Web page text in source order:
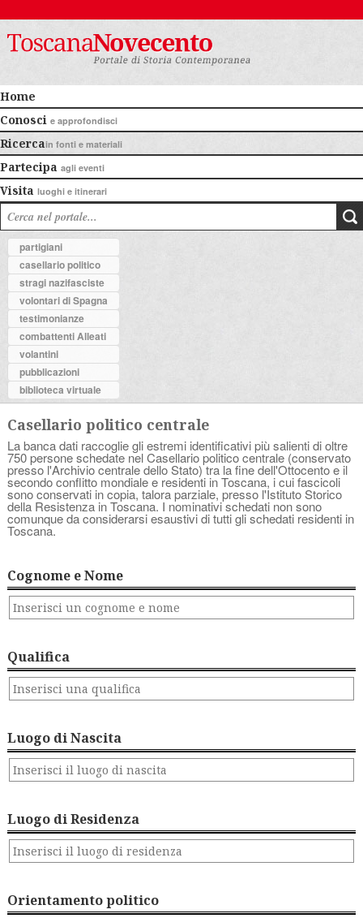
Home
Conosci e approfondisci
Ricercain fonti e materiali
Partecipa agli eventi
Visita luoghi e itinerari
partigiani
casellario politico
stragi nazifasciste
volontari di Spagna
testimonianze
combattenti Alleati
volantini
pubblicazioni
biblioteca virtuale
Casellario politico centrale
La banca dati raccoglie gli estremi identificativi più salienti di oltre
750 persone schedate nel Casellario politico centrale (conservato
presso l'Archivio centrale dello Stato) tra la fine dell'Ottocento e il
secondo conflitto mondiale e residenti in Toscana, i cui fascicoli
sono conservati in copia, talora parziale, presso l'Istituto Storico
della Resistenza in Toscana. I nominativi schedati non sono
comunque da considerarsi esaustivi di tutti gli schedati residenti in
Toscana.
Cognome e Nome
Qualifica
Luogo di Nascita
Luogo di Residenza
Orientamento politico